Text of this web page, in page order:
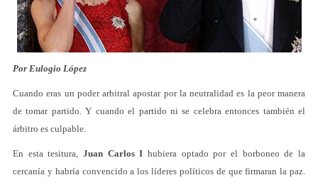
Por Eulogio López
Cuando eras un poder arbitral apostar por la neutralidad es la peor manera
de tomar partido. Y cuando el partido ni se celebra entonces también el
árbitro es culpable.
En esta tesitura, Juan Carlos I hubiera optado por el borboneo de la
cercanía y habría convencido a los líderes políticos de que firmaran la paz.